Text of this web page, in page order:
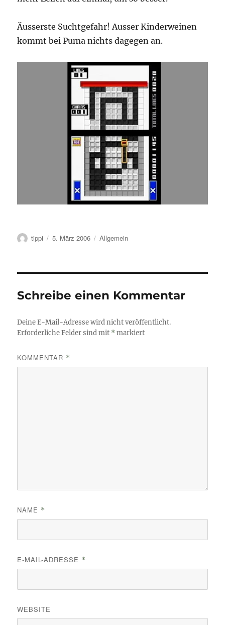
Äusserste Suchtgefahr! Ausser Kinderweinen
kommt bei Puma nichts dagegen an.
Autor
tippi
Veröffentlicht
5. März 2006 Kategorien
Allgemein
Schreibe einen Kommentar
Deine E-Mail-Adresse wird nicht veröffentlicht.
Erforderliche Felder sind mit *markiert
KOMMENTAR *
NAME *
E-MAIL-ADRESSE *
WEBSITE